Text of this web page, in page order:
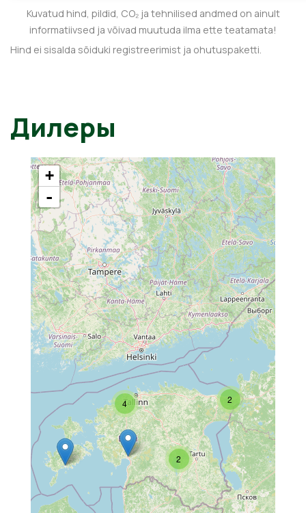
Kuvatud hind, pildid, CO₂ ja tehnilised andmed on ainult
informatiivsed ja võivad muutuda ilma ette teatamata!
Hind ei sisalda sõiduki registreerimist ja ohutuspaketti.
Дилеры
2
2
4
+
-